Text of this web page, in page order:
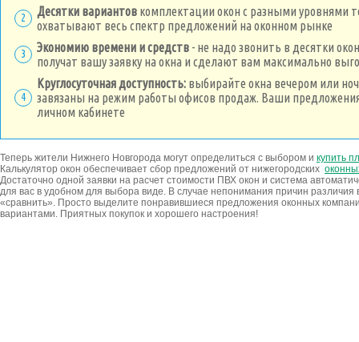
2 Десятки вариантов комплектации окон с разными уровнями
охватывают весь спектр предложений на оконном рынке
3 Экономию времени и средств - не надо звонить в десятки
получат вашу заявку на окна и сделают вам максимально
4
Круглосуточная доступность: выбирайте окна вечером или
завязаны на режим работы офисов продаж. Ваши
личном кабинете
Теперь жители Нижнего Новгорода могут определиться с выбором и купить
Калькулятор окон обеспечивает сбор предложений от нижегородских
Достаточно одной заявки на расчет стоимости ПВХ окон и система
для вас в удобном для выбора виде. В случае непонимания причин
«сравнить». Просто выделите понравившиеся предложения оконных
вариантами. Приятных покупок и хорошего настроения!